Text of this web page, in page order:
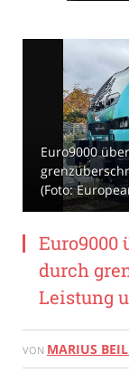
Euro9000
(Foto:
Euro9000
durch
Leistung
VON MARIUS